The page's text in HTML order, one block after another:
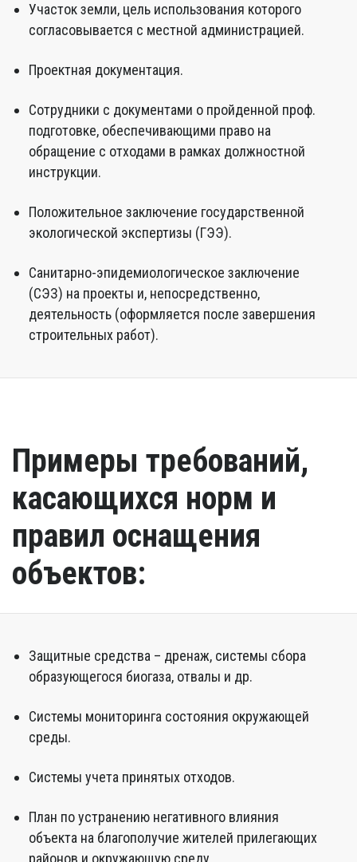
Участок земли, цель использования которого
согласовывается с местной администрацией.
Проектная документация.
Сотрудники с документами о пройденной проф.
подготовке, обеспечивающими право на
обращение с отходами в рамках должностной
инструкции.
Положительное заключение государственной
экологической экспертизы (ГЭЭ).
Санитарно-эпидемиологическое заключение
(СЭЗ) на проекты и, непосредственно,
деятельность (оформляется после завершения
строительных работ).
Примеры требований,
касающихся норм и
правил оснащения
объектов:
Защитные средства – дренаж, системы сбора
образующегося биогаза, отвалы и др.
Системы мониторинга состояния окружающей
среды.
Системы учета принятых отходов.
План по устранению негативного влияния
объекта на благополучие жителей прилегающих
районов и окружающую среду.